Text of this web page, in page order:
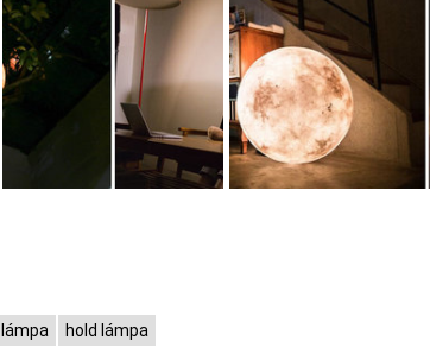
hold lámpa